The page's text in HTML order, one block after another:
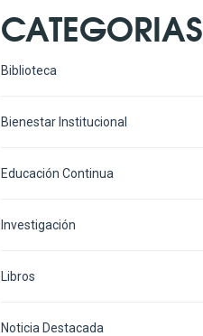
CATEGORIAS
Biblioteca
Bienestar Institucional
Educación Continua
Investigación
Libros
Noticia Destacada